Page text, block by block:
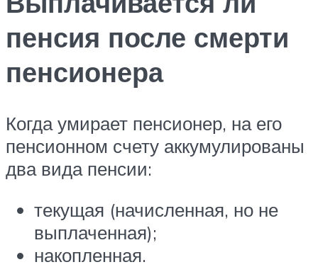
пенсия после смерти
пенсионера
Когда умирает пенсионер, на его
пенсионном счету аккумулированы
два вида пенсии:
текущая (начисленная, но не
выплаченная);
накопленная.